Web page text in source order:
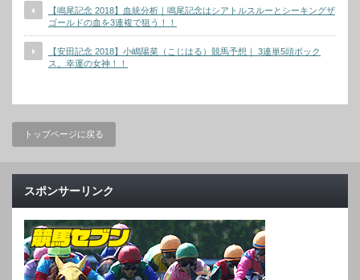
【鳴尾記念 2018】血統分析｜鳴尾記念はシアトルスルーとシーキングザ
ゴールドの血を3連複で狙う！！
【安田記念 2018】小嶋陽菜（こじはる）競馬予想｜ 3連単5頭ボック
ス。幸運の女神！！
トップページに戻る
スポンサーリンク